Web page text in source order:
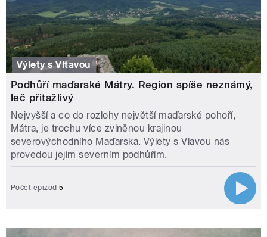
Výlety s Vltavou
Podhůří maďarské Mátry. Region spíše neznámý,
leč přitažlivý
Nejvyšší a co do rozlohy největší maďarské pohoří,
Mátra, je trochu více zvlněnou krajinou
severovýchodního Maďarska. Výlety s Vlavou nás
provedou jejím severním podhůřím.
Počet epizod 5